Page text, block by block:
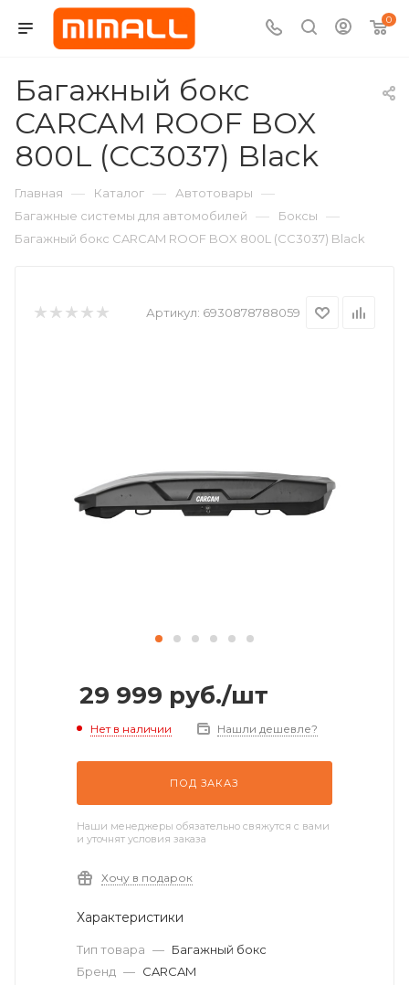
0
Багажный бокс
CARCAM ROOF BOX
800L (CC3037) Black
Главная — Каталог — Автотовары —
Багажные системы для автомобилей — Боксы —
Багажный бокс CARCAM ROOF BOX 800L (CC3037) Black
Артикул: 6930878788059
29 999 руб./шт
Нет в наличии Нашли дешевле?
ПОД ЗАКАЗ
Наши менеджеры обязательно свяжутся с вами
и уточнят условия заказа
Хочу в подарок
Характеристики
Тип товара — Багажный бокс
Бренд — CARCAM